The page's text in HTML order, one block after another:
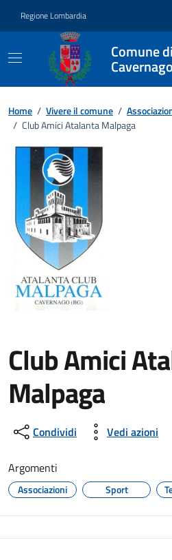
Regione Lombardia
Comune di
Cavernago
Home / Vivere il comune /
/ Club Amici Atalanta Malpaga
Club Amici
Malpaga
Condividi Vedi azioni
Argomenti
Associazioni Sport